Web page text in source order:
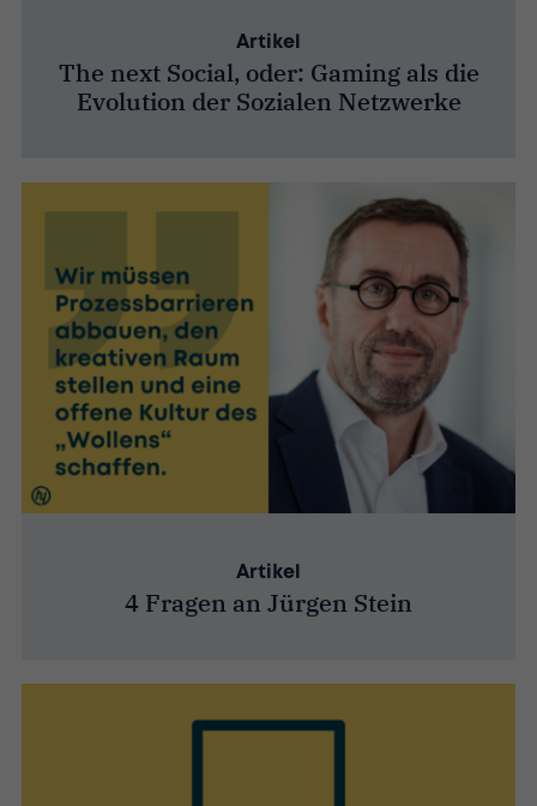
Artikel
The next Social, oder: Gaming als die
Evolution der Sozialen Netzwerke
Artikel
4 Fragen an Jürgen Stein